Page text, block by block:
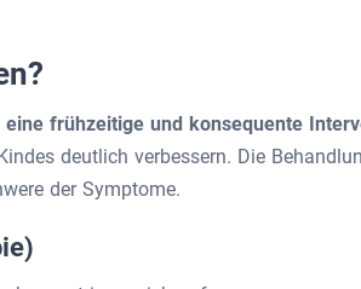
eine frühzeitige und konsequente
deutlich verbessern. Die
der Symptome.